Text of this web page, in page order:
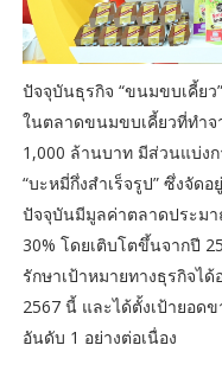
ปัจจุบันธุรกิจ “ขนมขบเคี้ยว
ในตลาดขนมขบเคี้ยวที่ทำจ
1,000 ล้านบาท มีส่วนแบ่
“บะหมี่กึ่งสำเร็จรูป” ซึ่งจัด
ปัจจุบันมีมูลค่าตลาดประม
30% โดยเติบโตขึ้นจากปี
รักษาเป้าหมายทางธุรกิจไ
2567 นี้ และได้ตั้งเป้ายอด
อันดับ 1 อย่างต่อเนื่อง